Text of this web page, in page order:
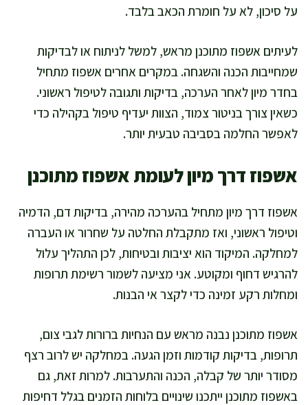
על סיכון, לא על חומרת הכאב בלבד.
לעיתים אשפוז מתוכנן מראש, למשל לניתוח או לבדיקות
שמחייבות הכנה והשגחה. במקרים אחרים אשפוז מתחיל
בחדר מיון לאחר הערכה, בדיקות ותגובה לטיפול ראשוני.
כשאין צורך בניטור צמוד, הצוות יעדיף טיפול בקהילה כדי
לאפשר החלמה בסביבה טבעית יותר.
אשפוז דרך מיון לעומת אשפוז מתוכנן
אשפוז דרך מיון מתחיל בהערכה מהירה, בדיקות דם, הדמיה
וטיפול ראשוני, ואז מתקבלת החלטה על שחרור או העברה
למחלקה. המיקוד הוא יציבות ובטיחות, לכן התהליך עלול
להרגיש דחוף ומקוטע. אני מציעה לשמור רשימת תרופות
ומחלות רקע זמינה כדי לקצר אי הבנות.
אשפוז מתוכנן נבנה מראש עם הנחיות ברורות לגבי צום,
תרופות, בדיקות קודמות וזמן הגעה. במחלקה יש לרוב רצף
מסודר יותר של קבלה, הכנה והתערבות. למרות זאת, גם
באשפוז מתוכנן ייתכנו שינויים בלוחות הזמנים בגלל דחיפות